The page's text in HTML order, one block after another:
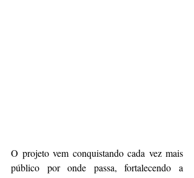
O projeto vem conquistando cada vez mais
público por onde passa, fortalecendo a